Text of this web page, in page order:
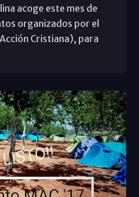
acoge este mes de
organizados por el
Cristiana), para